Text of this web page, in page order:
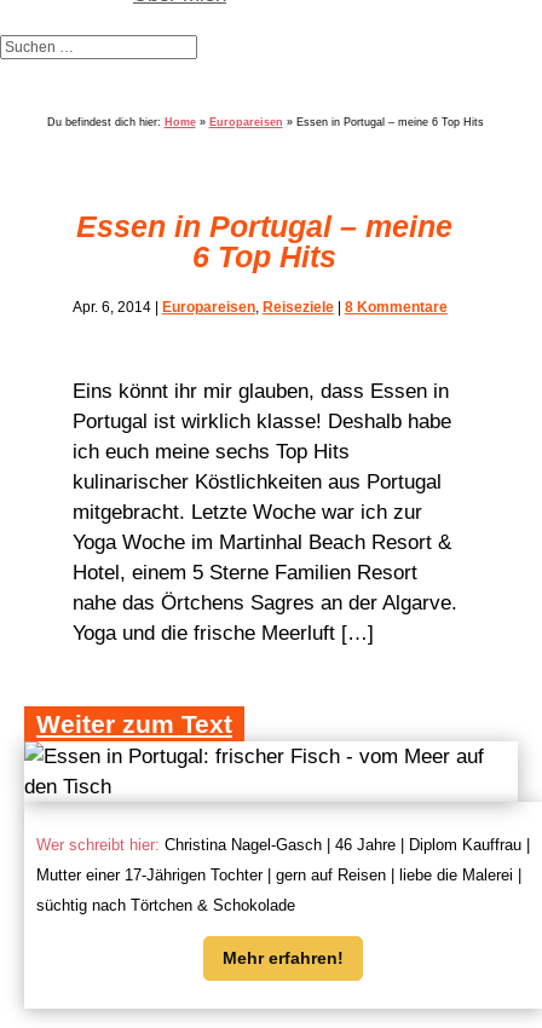
Du befindest dich hier: Home» Europareisen » Essen in Portugal – meine 6 Top Hits
Essen in Portugal – meine
6 Top Hits
Apr. 6, 2014| Europareisen, Reiseziele| 8 Kommentare
Eins könnt ihr mir glauben, dass Essen in
Portugal ist wirklich klasse! Deshalb habe
ich euch meine sechs Top Hits
kulinarischer Köstlichkeiten aus Portugal
mitgebracht. Letzte Woche war ich zur
Yoga Woche im Martinhal Beach Resort &
Hotel, einem 5 Sterne Familien Resort
nahe das Örtchens Sagres an der Algarve.
Yoga und die frische Meerluft […]
Weiter zum Text
Wer schreibt hier: Christina Nagel-Gasch | 46 Jahre | Diplom Kauffrau |
Mutter einer 17-Jährigen Tochter | gern auf Reisen | liebe die Malerei |
süchtig nach Törtchen & Schokolade
Mehr erfahren!